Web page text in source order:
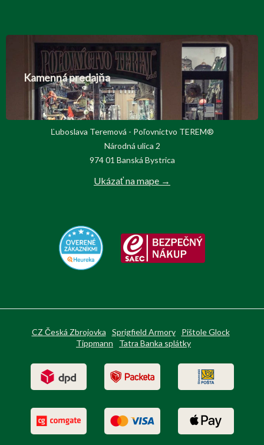
Kamenná predajňa
Ľuboslava Teremová - Poľovnictvo TEREM®
Národná ulica 2
974 01 Banská Bystrica
Ukázať na mape →
CZ Česká Zbrojovka Sprigfield Armory
Pištole Glock
Tippmann
Tatra Banka splátky